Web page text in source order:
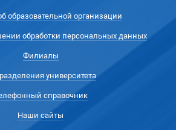
образовательной организации
обработки персональных данных
Филиалы
университета
справочник
Наши сайты